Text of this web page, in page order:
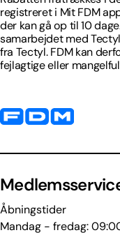
registreret i Mit FDM
der kan gå op til 10
samarbejdet med
fra Tectyl. FDM kan
fejlagtige eller
Yderligere information
Åbningstider
Mandag - fredag: